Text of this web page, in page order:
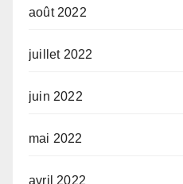
août 2022
juillet 2022
juin 2022
mai 2022
avril 2022